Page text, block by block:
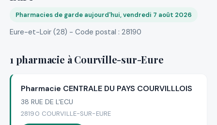
Pharmacies de garde aujourd'hui, vendredi 7 août 2026
Eure-et-Loir (28) - Code postal : 28190
1 pharmacie à Courville-sur-Eure
Pharmacie CENTRALE DU PAYS COURVILLLOIS
38 RUE DE L'ECU
28190 COURVILLE-SUR-EURE